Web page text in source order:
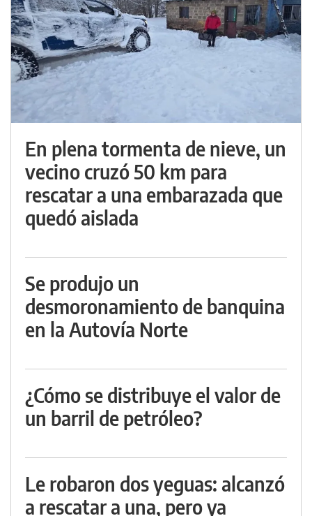
En plena tormenta de nieve, un
vecino cruzó 50 km para
rescatar a una embarazada que
quedó aislada
Se produjo un
desmoronamiento de banquina
en la Autovía Norte
¿Cómo se distribuye el valor de
un barril de petróleo?
Le robaron dos yeguas: alcanzó
a rescatar a una, pero ya